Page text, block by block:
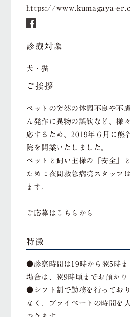
https://www.kumagaya-
診療対象
犬・猫
ご挨拶
ペットの突然の体調不良や不
ん発作に異物の誤飲など、様
応するため、2019年６月に熊
院を開業いたしました。
ペットと飼い主様の「安全」
ために夜間救急病院スタッフ
ます。
ご応募はこちらから
特徴
●診察時間は19時から翌5時ま
場合は、翌9時頃までお預かり
●シフト制で勤務を行ってお
なく、プライベートの時間を